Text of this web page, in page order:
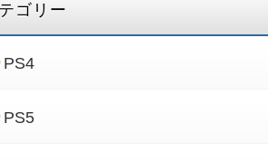
ゴリー
PS4
PS5